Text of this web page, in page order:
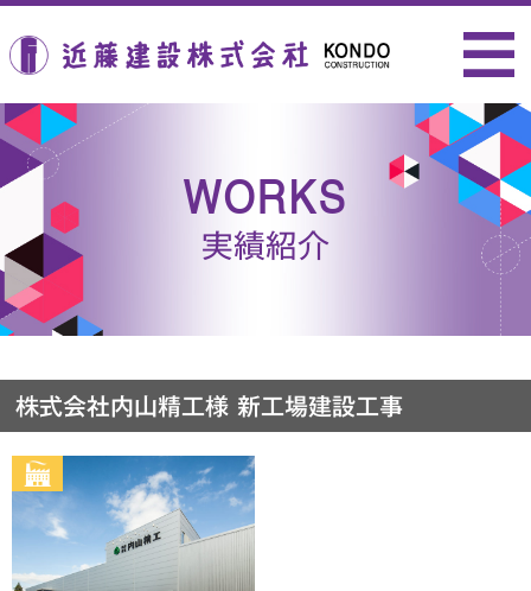
WORKS
実績紹介
株式会社内山精工様 新工場建設工事